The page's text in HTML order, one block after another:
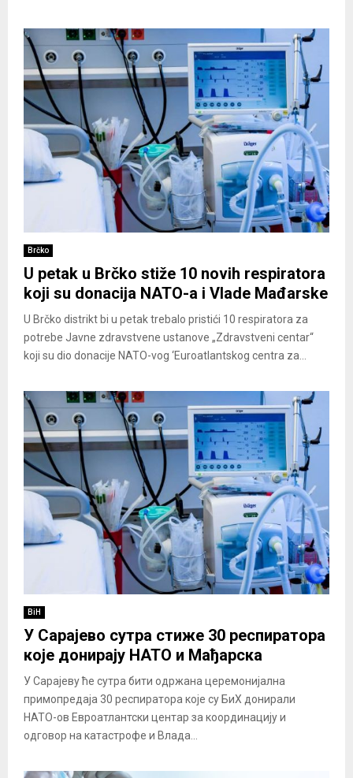
Brčko
U petak u Brčko stiže 10 novih respiratora
koji su donacija NATO-a i Vlade Mađarske
U Brčko distrikt bi u petak trebalo pristići 10 respiratora za
potrebe Javne zdravstvene ustanove „Zdravstveni centar“
koji su dio donacije NATO-vog ‘Euroatlantskog centra za...
BiH
У Сарајево сутра стиже 30 респиратора
које донирају НАТО и Мађарска
У Сарајеву ће сутра бити одржана церемонијална
примопредаја 30 респиратора које су БиХ донирали
НАТО-ов Евроатлантски центар за координацију и
одговор на катастрофе и Влада...